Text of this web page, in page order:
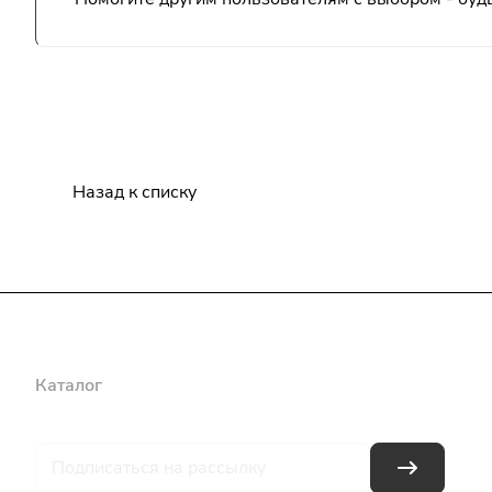
Назад к списку
Каталог